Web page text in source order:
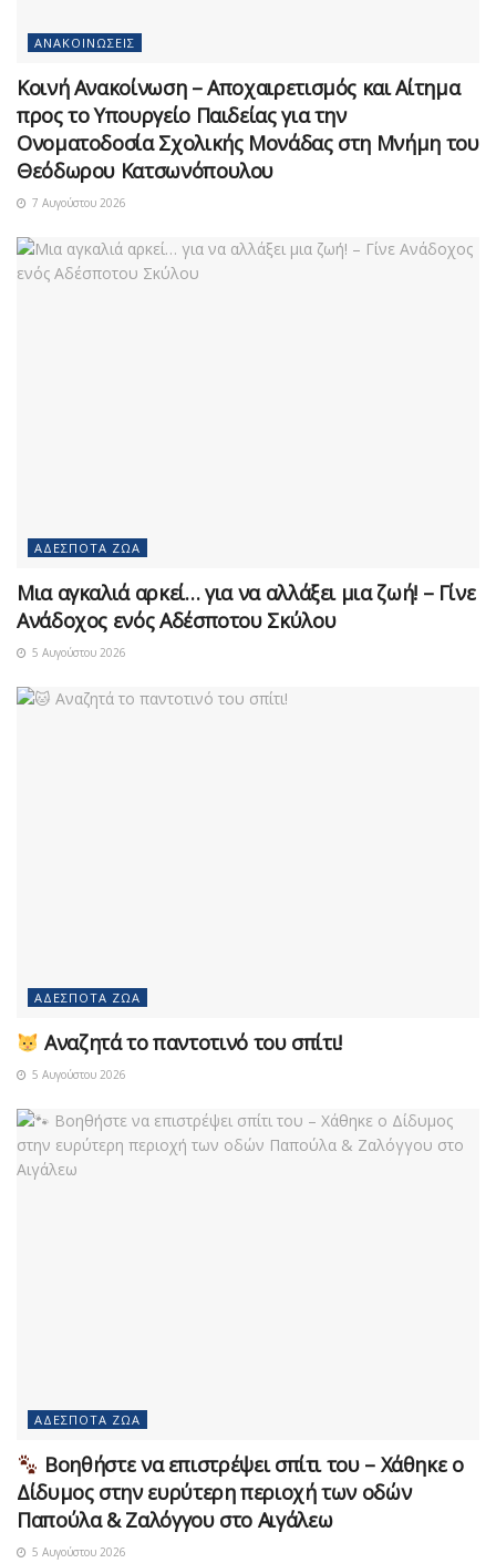
ΑΝΑΚΟΙΝΏΣΕΙΣ
Κοινή Ανακοίνωση – Αποχαιρετισμός και Αίτημα
προς το Υπουργείο Παιδείας για την
Ονοματοδοσία Σχολικής Μονάδας στη Μνήμη του
Θεόδωρου Κατσωνόπουλου
7 Αυγούστου 2026
ΑΔΈΣΠΟΤΑ ΖΏΑ
Μια αγκαλιά αρκεί… για να αλλάξει μια ζωή! – Γίνε
Ανάδοχος ενός Αδέσποτου Σκύλου
5 Αυγούστου 2026
ΑΔΈΣΠΟΤΑ ΖΏΑ
Αναζητά το παντοτινό του σπίτι!
5 Αυγούστου 2026
ΑΔΈΣΠΟΤΑ ΖΏΑ
Βοηθήστε να επιστρέψει σπίτι του – Χάθηκε ο
Δίδυμος στην ευρύτερη περιοχή των οδών
Παπούλα & Ζαλόγγου στο Αιγάλεω
5 Αυγούστου 2026